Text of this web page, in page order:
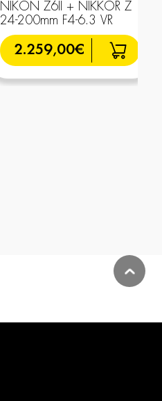
NIKON Z6II + NIKKOR Z
24-200mm F4-6.3 VR
2.259,00€